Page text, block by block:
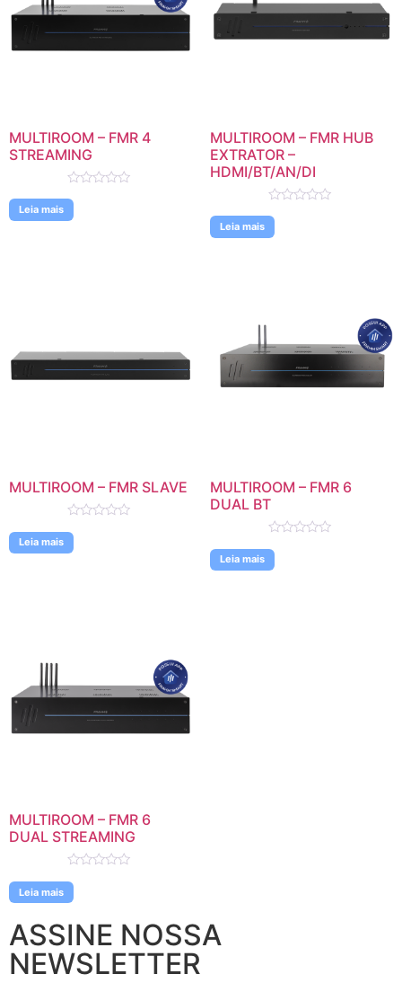
MULTIROOM – FMR 4
STREAMING
0
de
Leia mais
MULTIROOM – FMR HUB
EXTRATOR –
HDMI/BT/AN/DI
0
de
Leia mais
MULTIROOM – FMR SLAVE
0
de
Leia mais
MULTIROOM – FMR 6
DUAL BT
0
de
Leia mais
MULTIROOM – FMR 6
DUAL STREAMING
0
de
Leia mais
ASSINE NOSSA
NEWSLETTER